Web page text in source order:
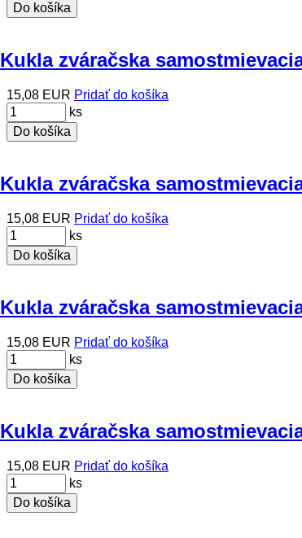
Do košíka
Kukla zváračska
15,08 EUR Pridať do košíka
ks
Do košíka
Kukla zváračska
15,08 EUR Pridať do košíka
ks
Do košíka
Kukla zváračska
15,08 EUR Pridať do košíka
ks
Do košíka
Kukla zváračska
15,08 EUR Pridať do košíka
ks
Do košíka